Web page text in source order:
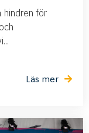
för
Läs mer